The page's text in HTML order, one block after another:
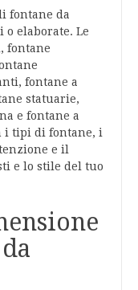
fontane da
o elaborate. Le
fontane
fontane a
statuarie,
e fontane a
i tipi di fontane, i
e il
e lo stile del tuo